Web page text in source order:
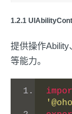
️1.2.1
提供操作
等能力。